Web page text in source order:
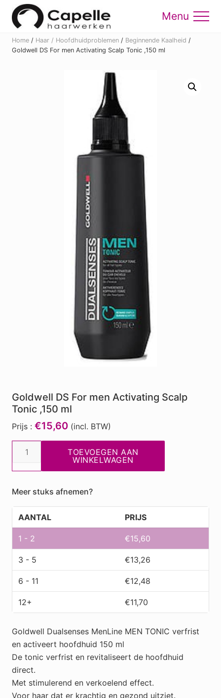
Menu
Skip
content
Skip
Menu
Home / Haar / Hoofdhuidproblemen / Beginnende Kaalheid /
Goldwell DS For men Activating Scalp Tonic ,150 ml
Goldwell DS For men Activating Scalp
Tonic ,150 ml
Prijs : €15,60 (incl. BTW)
Goldwell
For
,150
ml
aantal
TOEVOEGEN AAN
WINKELWAGEN
Meer stuks afnemen?
AANTAL PRIJS
1 - 2 €15,60
3 - 5 €13,26
6 - 11 €12,48
12+ €11,70
Goldwell Dualsenses MenLine MEN TONIC verfrist
en activeert hoofdhuid 150 ml
De tonic verfrist en revitaliseert de hoofdhuid
direct.
Met stimulerend en verkoelend effect.
Voor haar dat er krachtig en gezond uitziet.